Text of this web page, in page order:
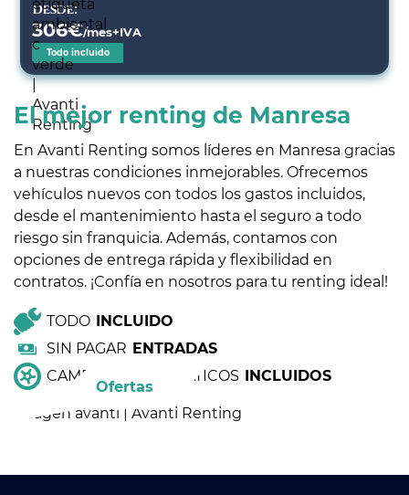
Desde:
306€/mes+IVA
Todo incluido
Ofertas
El mejor renting de Manresa
En Avanti Renting somos líderes en Manresa gracias
a nuestras condiciones inmejorables. Ofrecemos
vehículos nuevos con todos los gastos incluidos,
desde el mantenimiento hasta el seguro a todo
riesgo sin franquicia. Además, contamos con
opciones de entrega rápida y flexibilidad en
contratos. ¡Confía en nosotros para tu renting ideal!
TODO INCLUIDO
SIN PAGAR ENTRADAS
CAMBIO DE NEUMÁTICOS INCLUIDOS